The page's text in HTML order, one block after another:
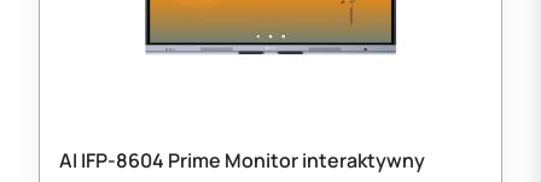
AI IFP-8604 Prime Monitor interaktywny